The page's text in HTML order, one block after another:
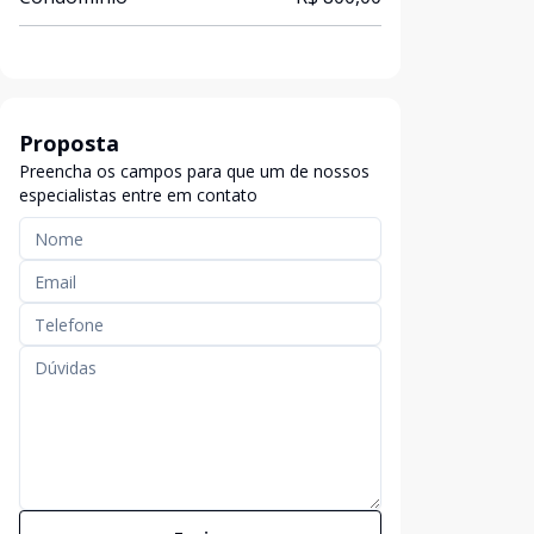
Proposta
Preencha os campos para que um de nossos
especialistas entre em contato